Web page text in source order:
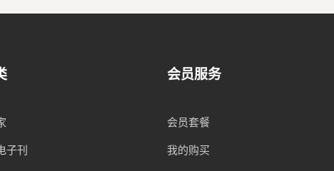
子刊
会员服务
会员套餐
我的购买